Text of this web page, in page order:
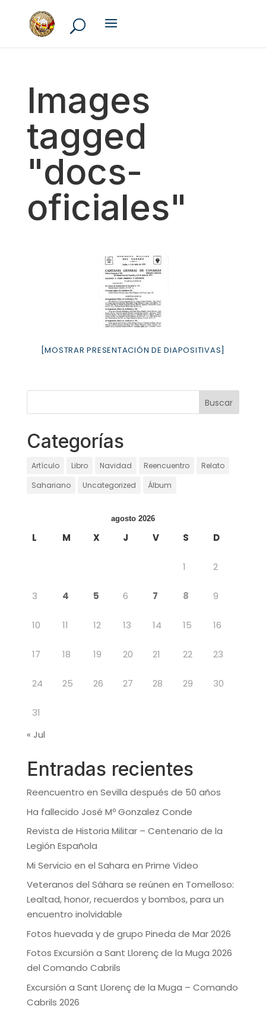
Images
tagged
"docs-
oficiales"
[MOSTRAR PRESENTACIÓN DE DIAPOSITIVAS]
Categorías
Artículo Libro Navidad Reencuentro
Relato
Sahariano
Uncategorized Álbum
agosto 2026
L M X J V S D
1 2
3 4 5 6 7 8 9
10 11 12 13 14 15 16
17 18 19 20 21 22 23
24 25 26 27 28 29 30
31
« Jul
Entradas recientes
Reencuentro en Sevilla después de 50 años
Ha fallecido José Mº Gonzalez Conde
Revista de Historia Militar – Centenario de la
Legión Española
Mi Servicio en el Sahara en Prime Video
Veteranos del Sáhara se reúnen en Tomelloso:
Lealtad, honor, recuerdos y bombos, para un
encuentro inolvidable
Fotos huevada y de grupo Pineda de Mar 2026
Fotos Excursión a Sant Llorenç de la Muga 2026
del Comando Cabrils
Excursión a Sant Llorenç de la Muga – Comando
Cabrils 2026